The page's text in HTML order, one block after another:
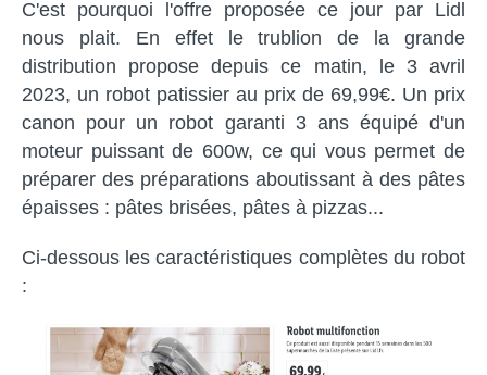
C'est pourquoi l'offre proposée ce jour par Lidl
nous plait. En effet le trublion de la grande
distribution propose depuis ce matin, le 3 avril
2023, un robot patissier au prix de 69,99€. Un prix
canon pour un robot garanti 3 ans équipé d'un
moteur puissant de 600w, ce qui vous permet de
préparer des préparations aboutissant à des pâtes
épaisses : pâtes brisées, pâtes à pizzas...
Ci-dessous les caractéristiques complètes du robot
: